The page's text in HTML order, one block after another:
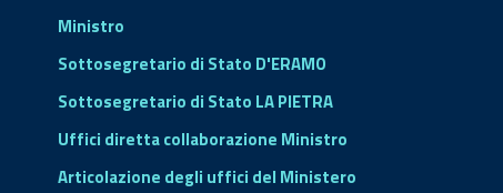
Ministro
Sottosegretario di Stato D'ERAMO
Sottosegretario di Stato LA PIETRA
Uffici diretta collaborazione Ministro
Articolazione degli uffici del Ministero